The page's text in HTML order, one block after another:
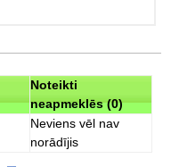
Noteikti
neapmeklēs (0)
Neviens vēl nav
norādījis